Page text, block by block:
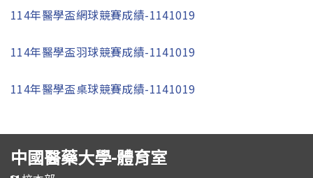
114年醫學盃網球競賽成績-1141019
114年醫學盃羽球競賽成績-1141019
114年醫學盃桌球競賽成績-1141019
中國醫藥大學-體育室